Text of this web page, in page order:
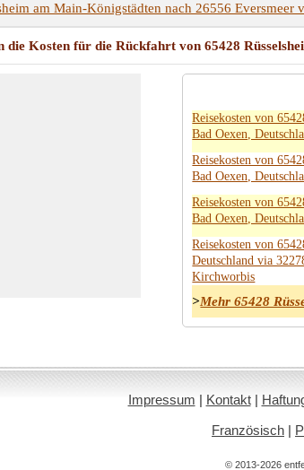
am Main-Königstädten nach 26556 Eversmeer
die Kosten für die Rückfahrt von 65428
Reisekosten von
Bad Oexen,
Reisekosten von
Bad Oexen,
Reisekosten von
Bad Oexen,
Reisekosten von
Deutschland via
Kirchworbis
>Mehr 65428
Impressum | Kontakt|
Französisch |
© 2013-2026